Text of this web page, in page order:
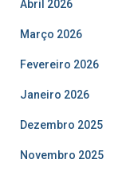
Abril 2026
Março 2026
Fevereiro 2026
Janeiro 2026
Dezembro 2025
Novembro 2025